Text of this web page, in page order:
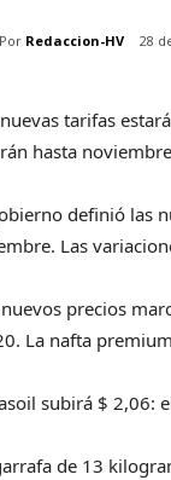
Por Redaccion-HV 28
tarifas
hasta
definió las
Las
precios
La nafta
subirá $ 2,06:
de 13